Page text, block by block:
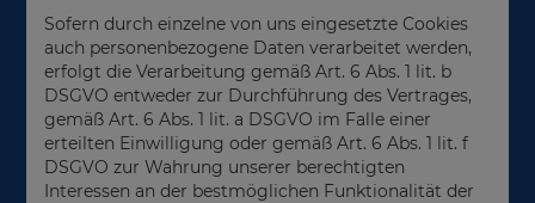
Sofern durch einzelne von uns eingesetzte Cookies
auch personenbezogene Daten verarbeitet werden,
erfolgt die Verarbeitung gemäß Art. 6 Abs. 1 lit. b
DSGVO entweder zur Durchführung des Vertrages,
gemäß Art. 6 Abs. 1 lit. a DSGVO im Falle einer
erteilten Einwilligung oder gemäß Art. 6 Abs. 1 lit. f
DSGVO zur Wahrung unserer berechtigten
Interessen an der bestmöglichen Funktionalität der